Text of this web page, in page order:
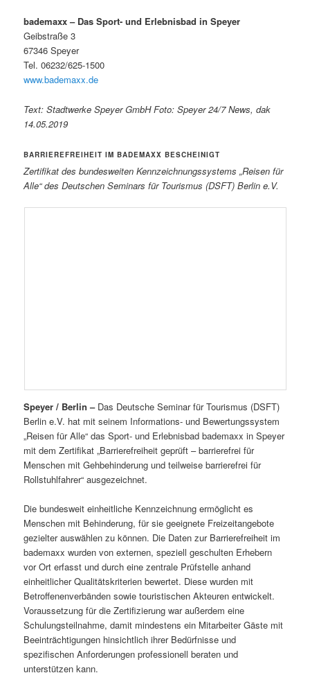
bademaxx – Das Sport- und Erlebnisbad in Speyer
Geibstraße 3
67346 Speyer
Tel. 06232/625-1500
www.bademaxx.de
Text: Stadtwerke Speyer GmbH Foto: Speyer 24/7 News, dak
14.05.2019
BARRIEREFREIHEIT IM BADEMAXX BESCHEINIGT
Zertifikat des bundesweiten Kennzeichnungssystems „Reisen für
Alle“ des Deutschen Seminars für Tourismus (DSFT) Berlin e.V.
Speyer / Berlin – Das Deutsche Seminar für Tourismus (DSFT)
Berlin e.V. hat mit seinem Informations- und Bewertungssystem
„Reisen für Alle“ das Sport- und Erlebnisbad bademaxx in Speyer
mit dem Zertifikat „Barrierefreiheit geprüft – barrierefrei für
Menschen mit Gehbehinderung und teilweise barrierefrei für
Rollstuhlfahrer“ ausgezeichnet.
Die bundesweit einheitliche Kennzeichnung ermöglicht es
Menschen mit Behinderung, für sie geeignete Freizeitangebote
gezielter auswählen zu können. Die Daten zur Barrierefreiheit im
bademaxx wurden von externen, speziell geschulten Erhebern
vor Ort erfasst und durch eine zentrale Prüfstelle anhand
einheitlicher Qualitätskriterien bewertet. Diese wurden mit
Betroffenenverbänden sowie touristischen Akteuren entwickelt.
Voraussetzung für die Zertifizierung war außerdem eine
Schulungsteilnahme, damit mindestens ein Mitarbeiter Gäste mit
Beeinträchtigungen hinsichtlich ihrer Bedürfnisse und
spezifischen Anforderungen professionell beraten und
unterstützen kann.